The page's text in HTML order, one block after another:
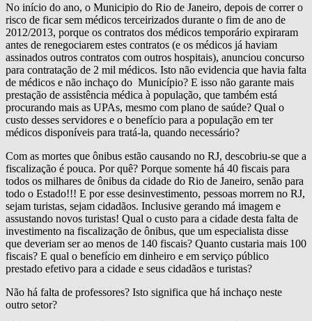
No início do ano, o Municipio do Rio de Janeiro, depois de correr o
risco de ficar sem médicos terceirizados durante o fim de ano de
2012/2013, porque os contratos dos médicos temporário expiraram
antes de renegociarem estes contratos (e os médicos já haviam
assinados outros contratos com outros hospitais), anunciou concurso
para contratação de 2 mil médicos. Isto não evidencia que havia falta
de médicos e não inchaço do Município? E isso não garante mais
prestação de assistência médica à população, que também está
procurando mais as UPAs, mesmo com plano de saúde? Qual o
custo desses servidores e o benefício para a população em ter
médicos disponíveis para tratá-la, quando necessário?
Com as mortes que ônibus estão causando no RJ, descobriu-se que a
fiscalização é pouca. Por quê? Porque somente há 40 fiscais para
todos os milhares de ônibus da cidade do Rio de Janeiro, senão para
todo o Estado!!! E por esse desinvestimento, pessoas morrem no RJ,
sejam turistas, sejam cidadãos. Inclusive gerando má imagem e
assustando novos turistas! Qual o custo para a cidade desta falta de
investimento na fiscalização de ônibus, que um especialista disse
que deveriam ser ao menos de 140 fiscais? Quanto custaria mais 100
fiscais? E qual o benefício em dinheiro e em serviço público
prestado efetivo para a cidade e seus cidadãos e turistas?
Não há falta de professores? Isto significa que há inchaço neste
outro setor?